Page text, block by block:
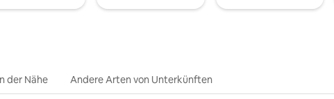
der Nähe Andere Arten von Unterkünften